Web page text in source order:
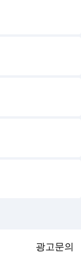
광고문의